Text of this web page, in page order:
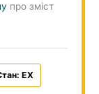
про зміст
EX